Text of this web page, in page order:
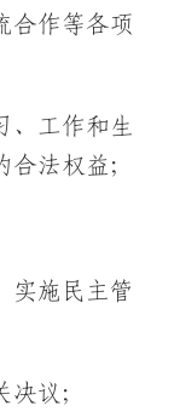
合作等各项
、工作和生
法权益；
实施民主管
决议；